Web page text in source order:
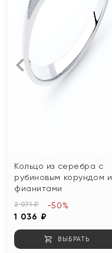
Кольцо из серебра с
рубиновым корундом и
фианитами
2 071 ₽
1 036 ₽
-50%
ВЫБРАТЬ